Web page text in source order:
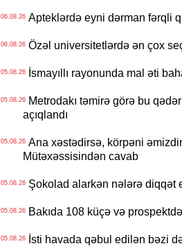
06.08.26Apteklərdə eyni dərman fərqli
06.08.26Özəl universitetlərdə ən çox
05.08.26İsmayıllı rayonunda mal əti
05.08.26Metrodakı təmirə görə bu
açıqlandı
05.08.26Ana xəstədirsə, körpəni
Mütəxəssisindən cavab
05.08.26Şokolad alarkən nələrə diqqət
05.08.26Bakıda 108 küçə və
05.08.26İsti havada qəbul edilən bəzi